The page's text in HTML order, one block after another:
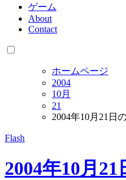
ゲーム
About
Contact
ホームページ
2004
10月
21
2004年10月21日
Flash
2004年10月